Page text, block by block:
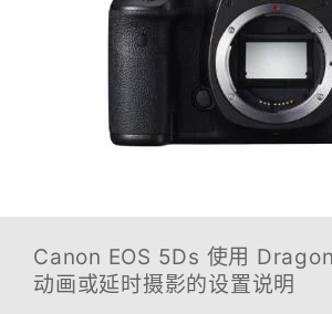
Canon EOS 5Ds 使用
动画或延时摄影的设置说明